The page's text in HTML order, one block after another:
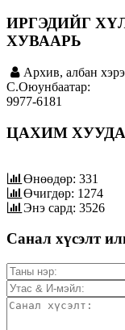
ИРГЭДИЙГ
ХУВААРЬ
Архив, албан
C.Оюунбаатар:
9977-6181
ЦАХИМ
Өнөөдөр: 331
Өчигдөр: 1274
Энэ сард: 3526
Санал хүсэлт